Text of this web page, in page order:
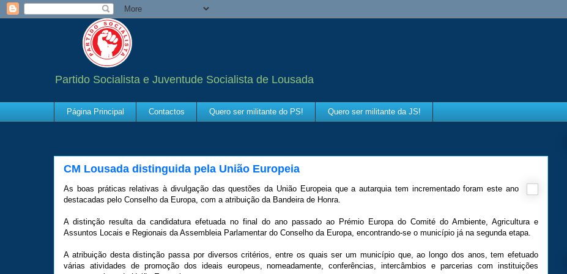
Partido Socialista e Juventude Socialista de Lousada
Página Principal Contactos Quero ser militante do PS! Quero ser militante da JS!
CM Lousada distinguida pela União Europeia
As boas práticas relativas à divulgação das questões da União Europeia que a autarquia tem incrementado foram este ano
destacadas pelo Conselho da Europa, com a atribuição da Bandeira de Honra.
A distinção resulta da candidatura efetuada no final do ano passado ao Prémio Europa do Comité do Ambiente, Agricultura e
Assuntos Locais e Regionais da Assembleia Parlamentar do Conselho da Europa, encontrando-se o município já na segunda etapa.
A atribuição desta distinção passa por diversos critérios, entre os quais ser um município que, ao longo dos anos, tem efetuado
várias atividades de promoção dos ideais europeus, nomeadamente, conferências, intercâmbios e parcerias com instituições